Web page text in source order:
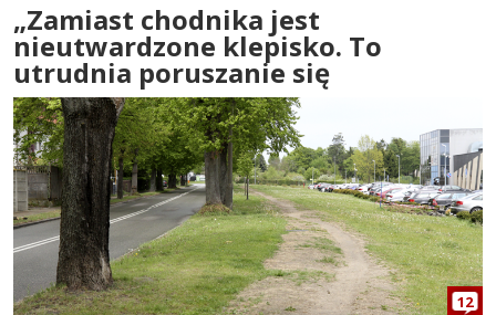
„Zamiast chodnika jest
nieutwardzone klepisko. To
utrudnia poruszanie się
12